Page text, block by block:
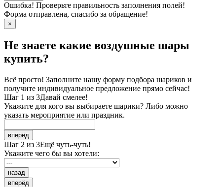
Ошибка! Проверьте правильность заполнения полей!
Форма отправлена, спасибо за обращение!
×
Не знаете какие воздушные шары
купить?
Всё просто! Заполните нашу форму подбора шариков и
получите индивидуальное предложение прямо сейчас!
Шаг 1 из 3Давай смелее!
Укажите для кого вы выбираете шарики? Либо можно
указать мероприятие или праздник.
вперёд
Шаг 2 из 3Ещё чуть-чуть!
Укажите чего бы вы хотели:
назад
вперёд